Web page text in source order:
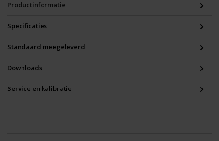
Productinformatie
Specificaties
Standaard meegeleverd
Downloads
Service en kalibratie